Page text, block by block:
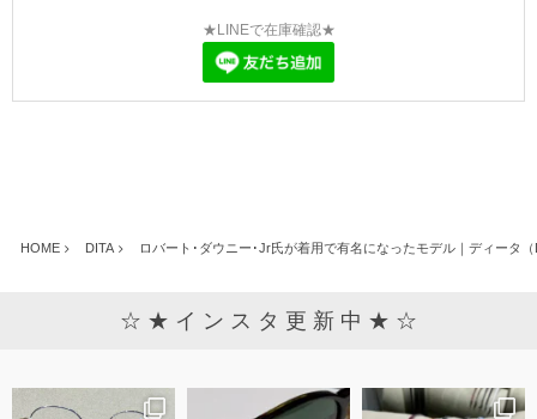
★LINEで在庫確認★
HOME DITA ロバート･ダウニー･Jr氏が着用で有名になったモデル｜ディータ
☆ ★ イ ン ス タ 更 新 中 ★ ☆